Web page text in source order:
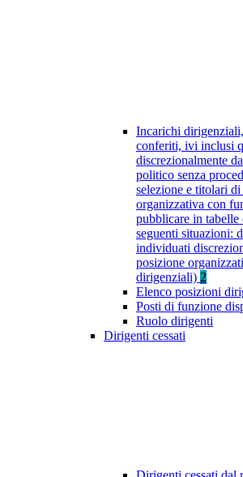
Incarichi
conferiti, ivi inclusi
discrezionalmente
politico senza
selezione e titolari
organizzativa con
pubblicare in tabelle
seguenti situazioni:
individuati
posizione
dirigenziali) 2
Elenco posizioni
Posti di funzione
Ruolo dirigenti
Dirigenti cessati